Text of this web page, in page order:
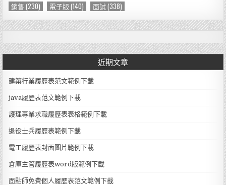
銷售 (230) 電子版 (140) 面試(338)
近期文章
建築行業履歷表范文範例下載
java履歷表范文範例下載
護理專業求職履歷表表格範例下載
退役士兵履歷表範例下載
電工履歷表封面圖片範例下載
倉庫主管履歷表word版範例下載
面點師免費個人履歷表范文範例下載